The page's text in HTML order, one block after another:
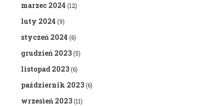
marzec 2024 (12)
luty 2024 (9)
styczeń 2024 (6)
grudzień 2023(5)
listopad 2023(6)
październik 2023(6)
wrzesień 2023(11)